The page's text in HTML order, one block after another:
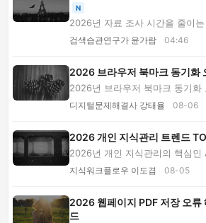
N
2026년 자료 조사 시간을 줄이
지와 숨은 조합법을 소개합니다.
검색습관연구가 윤가람 04:46
2026 브라우저 북마크 동기화
2026년 브라우저 북마크 동기화
백업, 계정 점검, 중복 제거, 사라
디지털문제해결사 강태율 08-06
2026 개인 지식관리 트렌드
2026년 개인 지식관리의 핵심인
프, 로컬 퍼스트, MCP 연결과 권
지식워크플로우 이도겸 08-05
2026 웹페이지 PDF 저장 오류
드